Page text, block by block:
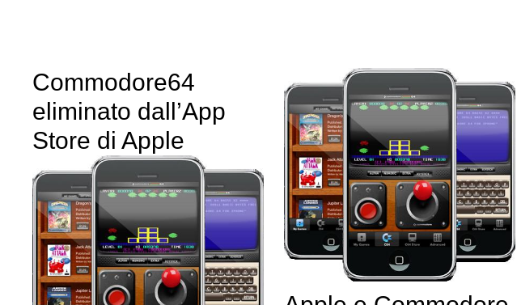
Commodore64
eliminato dall’App
Store di Apple